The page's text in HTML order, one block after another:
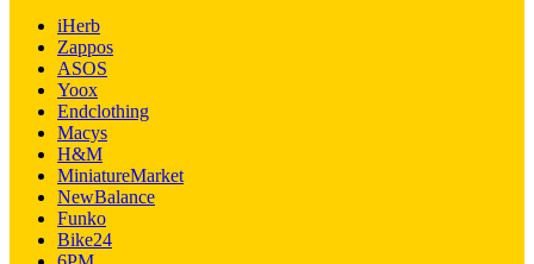
iHerb
Zappos
ASOS
Yoox
Endclothing
Macys
H&M
MiniatureMarket
NewBalance
Funko
Bike24